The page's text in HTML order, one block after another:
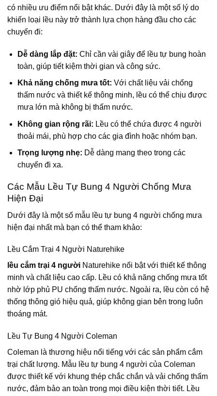
có nhiều ưu điểm nổi bật khác. Dưới đây là một số lý do
khiến loại lều này trở thành lựa chọn hàng đầu cho các
chuyến đi:
Dễ dàng lắp đặt: Chỉ cần vài giây để lều tự bung hoàn
toàn, giúp tiết kiệm thời gian và công sức.
Khả năng chống mưa tốt: Với chất liệu vải chống
thấm nước và thiết kế thông minh, lều có thể chịu được
mưa lớn mà không bị thấm nước.
Không gian rộng rãi: Lều có thể chứa được 4 người
thoải mái, phù hợp cho các gia đình hoặc nhóm bạn.
Trọng lượng nhẹ: Dễ dàng mang theo trong các
chuyến đi xa.
Các Mẫu Lều Tự Bung 4 Người Chống Mưa
Hiện Đại
Dưới đây là một số mẫu lều tự bung 4 người chống mưa
hiện đại nhất mà bạn có thể tham khảo:
Lều Cắm Trại 4 Người Naturehike
lều cắm trại 4 người Naturehike nổi bật với thiết kế thông
minh và chất liệu cao cấp. Lều có khả năng chống mưa tốt
nhờ lớp phủ PU chống thấm nước. Ngoài ra, lều còn có hệ
thống thông gió hiệu quả, giúp không gian bên trong luôn
thoáng mát.
Lều Tự Bung 4 Người Coleman
Coleman là thương hiệu nổi tiếng với các sản phẩm cắm
trại chất lượng. Mẫu lều tự bung 4 người của Coleman
được thiết kế với khung thép chắc chắn và vải chống thấm
nước, đảm bảo an toàn trong mọi điều kiện thời tiết. Lều